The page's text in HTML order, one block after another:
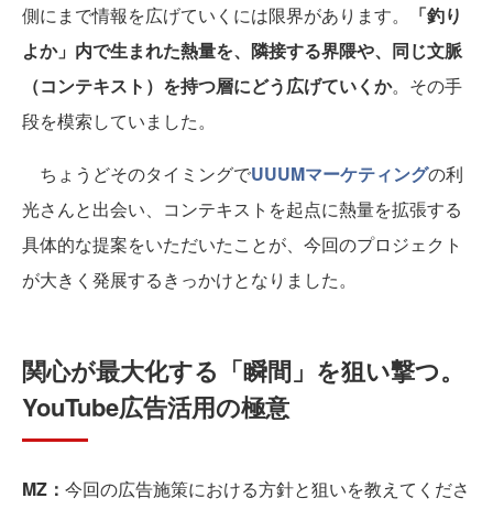
側にまで情報を広げていくには限界があります。
「釣り
よか」内で生まれた熱量を、隣接する界隈や、同じ文脈
（コンテキスト）を持つ層にどう広げていくか。その手
段を模索していました。
ちょうどそのタイミングでUUUMマーケティングの利
光さんと出会い、コンテキストを起点に熱量を拡張する
具体的な提案をいただいたことが、今回のプロジェクト
が大きく発展するきっかけとなりました。
関心が最大化する「瞬間」を狙い撃つ。
YouTube広告活用の極意
MZ： 今回の広告施策における方針と狙いを教えてくださ